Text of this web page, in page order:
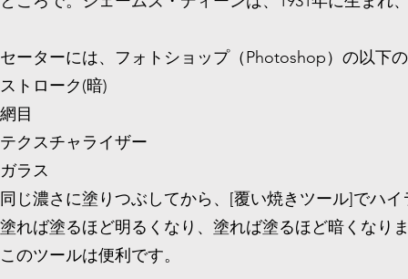
セーターには、フォトショップ（Photoshop）の以下
ストローク(暗)
網目
テクスチャライザー
ガラス
同じ濃さに塗りつぶしてから、[覆い焼きツール]でハ
塗れば塗るほど明るくなり、塗れば塗るほど暗くなり
このツールは便利です。